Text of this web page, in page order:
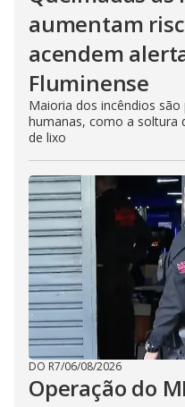
aumentam
acendem
Fluminense
Maioria dos incêndios
humanas, como a soltura
de lixo
DO R7/06/08/2026
Operação do